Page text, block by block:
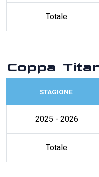
Totale
Coppa
STAGIONE
2025 - 2026
Totale